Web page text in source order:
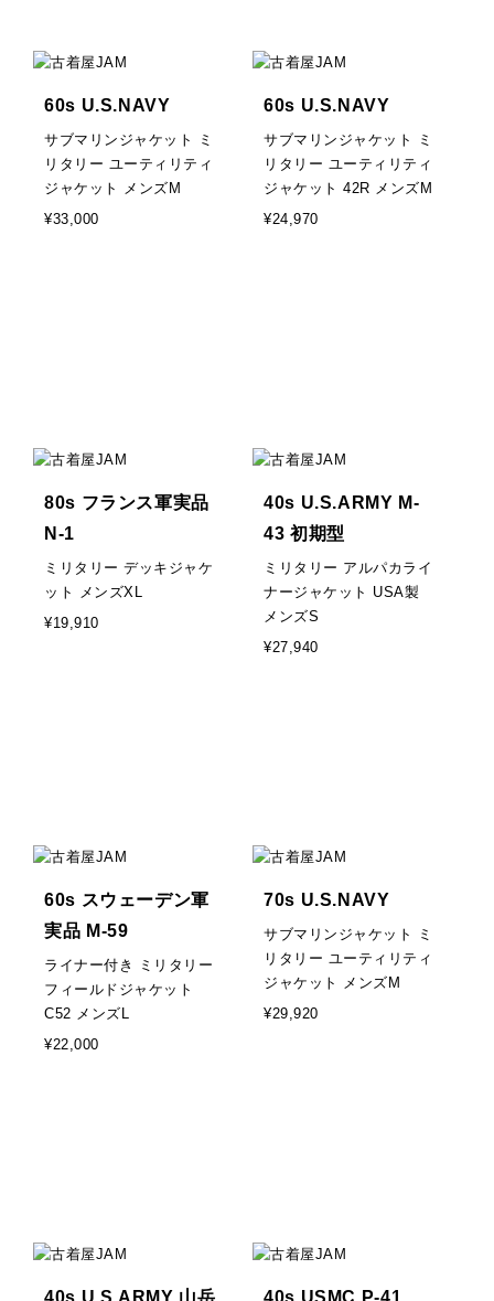
60s U.S.NAVY
サブマリンジャケット ミ
リタリー ユーティリティ
ジャケット メンズM
¥33,000
60s U.S.NAVY
サブマリンジャケット ミ
リタリー ユーティリティ
ジャケット 42R メンズM
¥24,970
80s フランス軍実品
N-1
ミリタリー デッキジャケ
ット メンズXL
¥19,910
40s U.S.ARMY M-
43 初期型
ミリタリー アルパカライ
ナージャケット USA製
メンズS
¥27,940
60s スウェーデン軍
実品 M-59
ライナー付き ミリタリー
フィールドジャケット
C52 メンズL
¥22,000
70s U.S.NAVY
サブマリンジャケット ミ
リタリー ユーティリティ
ジャケット メンズM
¥29,920
40s U.S.ARMY 山岳 40s USMC P-41